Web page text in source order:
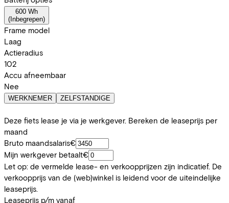
600 Wh
( Inbegrepen)
Frame model
Laag
Actieradius
102
Accu afneembaar
Nee
WERKNEMER ZELFSTANDIGE
Deze fiets lease je via je werkgever. Bereken de leaseprijs per
maand
Bruto maandsalaris€
Mijn werkgever betaalt€
Let op: de vermelde lease- en verkoopprijzen zijn indicatief. De
verkoopprijs van de (web)winkel is leidend voor de uiteindelijke
leaseprijs.
Leaseprijs p/m vanaf